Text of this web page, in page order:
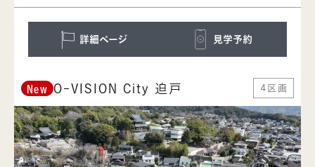
詳細ページ 見学予約
New O-VISION City 迫戸 ４区画